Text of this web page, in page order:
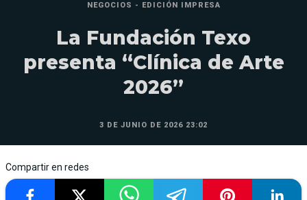
NEGOCIOS - EDICIÓN IMPRESA
La Fundación Texo
presenta “Clínica de Arte
2026”
3 DE JUNIO DE 2026 23:02
Compartir en redes